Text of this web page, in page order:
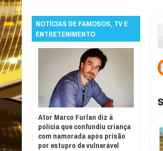
NOTÍCIAS DE FAMOSOS, TV E
ENTRETENIMENTO
Ator Marco Furlan diz à
polícia que confundiu criança
com namorada após prisão
por estupro de vulnerável